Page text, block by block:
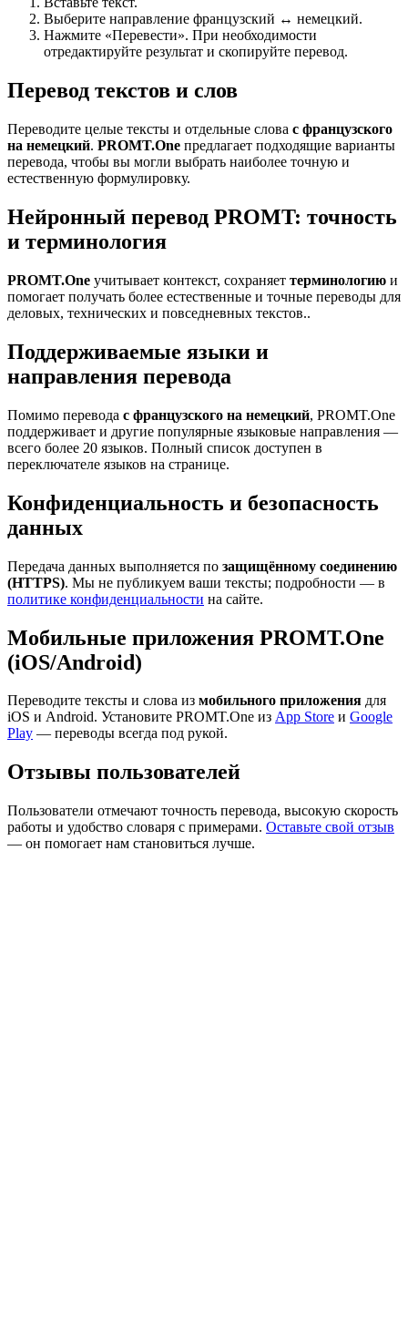
Выберите направление французский ↔ немецкий.
Нажмите «Перевести». При необходимости
отредактируйте результат и скопируйте перевод.
Перевод текстов и слов
Переводите целые тексты и отдельные слова с французского
на немецкий. PROMT.One предлагает подходящие варианты
перевода, чтобы вы могли выбрать наиболее точную и
естественную формулировку.
Нейронный перевод PROMT: точность
и терминология
PROMT.One учитывает контекст, сохраняет терминологию и
помогает получать более естественные и точные переводы для
деловых, технических и повседневных текстов..
Поддерживаемые языки и
направления перевода
Помимо перевода с французского на немецкий, PROMT.One
поддерживает и другие популярные языковые направления —
всего более 20 языков. Полный список доступен в
переключателе языков на странице.
Конфиденциальность и безопасность
данных
Передача данных выполняется по защищённому соединению
(HTTPS). Мы не публикуем ваши тексты; подробности — в
политике конфиденциальности на сайте.
Мобильные приложения PROMT.One
(iOS/Android)
Переводите тексты и слова из мобильного приложения для
iOS и Android. Установите PROMT.One из App Store и Google
Play — переводы всегда под рукой.
Отзывы пользователей
Пользователи отмечают точность перевода, высокую скорость
работы и удобство словаря с примерами. Оставьте свой отзыв
— он помогает нам становиться лучше.